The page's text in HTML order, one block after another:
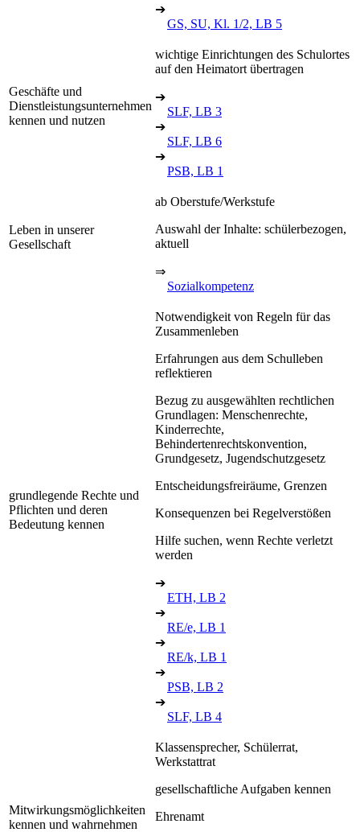
➔
GS, SU, Kl. 1/2, LB 5
Geschäfte und
Dienstleistungsunternehmen
kennen und nutzen
wichtige Einrichtungen des Schulortes
auf den Heimatort übertragen
➔
SLF, LB 3
➔
SLF, LB 6
➔
PSB, LB 1
Leben in unserer
Gesellschaft
ab Oberstufe/Werkstufe
Auswahl der Inhalte: schülerbezogen,
aktuell
⇒
Sozialkompetenz
grundlegende Rechte und
Pflichten und deren
Bedeutung kennen
Notwendigkeit von Regeln für das
Zusammenleben
Erfahrungen aus dem Schulleben
reflektieren
Bezug zu ausgewählten rechtlichen
Grundlagen: Menschenrechte,
Kinderrechte,
Behindertenrechtskonvention,
Grundgesetz, Jugendschutzgesetz
Entscheidungsfreiräume, Grenzen
Konsequenzen bei Regelverstößen
Hilfe suchen, wenn Rechte verletzt
werden
➔
ETH, LB 2
➔
RE/e, LB 1
➔
RE/k, LB 1
➔
PSB, LB 2
➔
SLF, LB 4
Mitwirkungsmöglichkeiten
kennen und wahrnehmen
Klassensprecher, Schülerrat,
Werkstattrat
gesellschaftliche Aufgaben kennen
Ehrenamt